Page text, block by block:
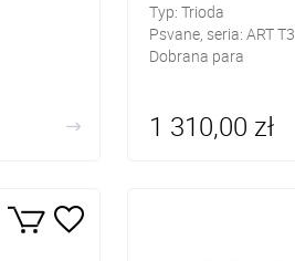
Typ: Trioda
Psvane, seria: ART T3
Dobrana para
1 310,00 zł